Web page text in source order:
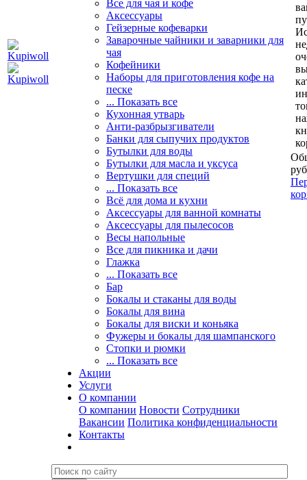
Все для чая и кофе
Аксессуары
Гейзерные кофеварки
Заварочные чайники и заварники для
чая
Кофейники
Наборы для приготовления кофе на
песке
... Показать все
Кухонная утварь
Анти-разбрызгиватели
Банки для сыпучих продуктов
Бутылки для воды
Бутылки для масла и уксуса
Вертушки для специй
... Показать все
Всё для дома и кухни
Аксессуары для ванной комнаты
Аксессуары для пылесосов
Весы напольные
Все для пикника и дачи
Глажка
... Показать все
Бар
Бокалы и стаканы для воды
Бокалы для вина
Бокалы для виски и коньяка
Фужеры и бокалы для шампанского
Стопки и рюмки
... Показать все
Акции
Услуги
О компании
О компании Новости Сотрудники
Вакансии Политика конфиденциальности
Контакты